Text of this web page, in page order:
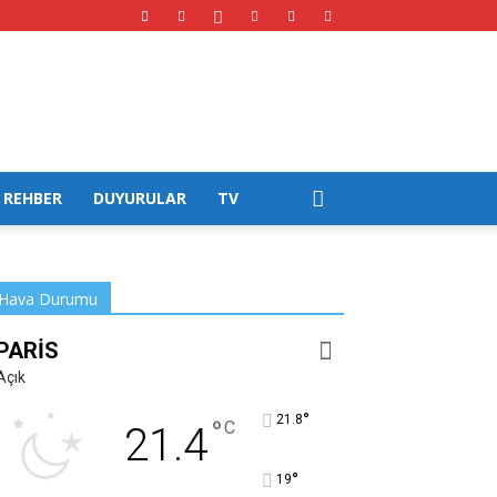
REHBER DUYURULAR TV
Durumu
21.4°C 21.8°
19°